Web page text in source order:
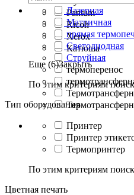
Pantum
Ricoh
Xerox
Катюша
Лазерная
Матричная
прямая
Светодиодная
Струйная
термоперенос
Еще (6)Закрыть
По этим критериям
Тип оборудования
Принтер
Принтер
Термопринтер
По этим критериям
Цветная печать